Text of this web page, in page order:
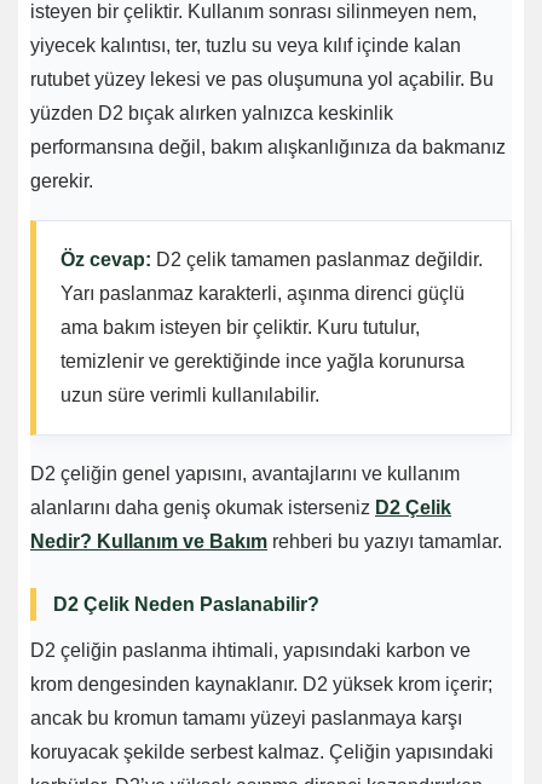
isteyen bir çeliktir. Kullanım sonrası silinmeyen nem,
yiyecek kalıntısı, ter, tuzlu su veya kılıf içinde kalan
rutubet yüzey lekesi ve pas oluşumuna yol açabilir. Bu
yüzden D2 bıçak alırken yalnızca keskinlik
performansına değil, bakım alışkanlığınıza da bakmanız
gerekir.
Öz cevap: D2 çelik tamamen paslanmaz değildir.
Yarı paslanmaz karakterli, aşınma direnci güçlü
ama bakım isteyen bir çeliktir. Kuru tutulur,
temizlenir ve gerektiğinde ince yağla korunursa
uzun süre verimli kullanılabilir.
D2 çeliğin genel yapısını, avantajlarını ve kullanım
alanlarını daha geniş okumak isterseniz D2 Çelik
Nedir? Kullanım ve Bakım rehberi bu yazıyı tamamlar.
D2 Çelik Neden Paslanabilir?
D2 çeliğin paslanma ihtimali, yapısındaki karbon ve
krom dengesinden kaynaklanır. D2 yüksek krom içerir;
ancak bu kromun tamamı yüzeyi paslanmaya karşı
koruyacak şekilde serbest kalmaz. Çeliğin yapısındaki